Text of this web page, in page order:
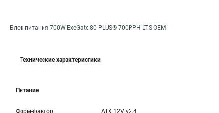
Блок питания 700W ExeGate 80 PLUS® 700PPH-LT-S-OEM
Технические характеристики
Питание
Форм-фактор ATX 12V v2.4